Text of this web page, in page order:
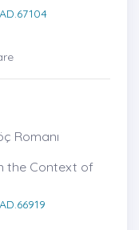
Romanı
the Context of